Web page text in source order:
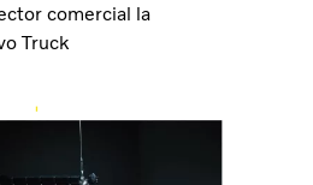
comercial la
Truck